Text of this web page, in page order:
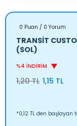
0 Puan / 0 Yorum
TRANSİT
(SOL)
%4 İNDİRİM
1,20 TL 1,15 TL
*0,12 TL den başlayan